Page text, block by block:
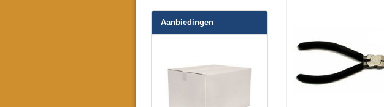
Aanbiedingen